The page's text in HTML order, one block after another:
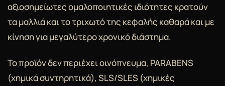
αξιοσημείωτες ομαλοποιητικές ιδιότητες κρατούν
τα μαλλιά και το τριχωτό της κεφαλής καθαρά και με
κίνηση για μεγαλύτερο χρονικό διάστημα.
Το προϊόν δεν περιέχει οινόπνευμα, PARABENS
(χημικά συντηρητικά), SLS/SLES (χημικές